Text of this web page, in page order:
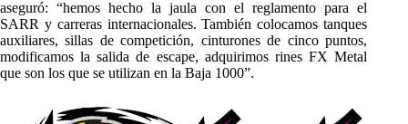
aseguró: “hemos hecho la jaula con el reglamento para el
SARR y carreras internacionales. También colocamos tanques
auxiliares, sillas de competición, cinturones de cinco puntos,
modificamos la salida de escape, adquirimos rines FX Metal
que son los que se utilizan en la Baja 1000”.